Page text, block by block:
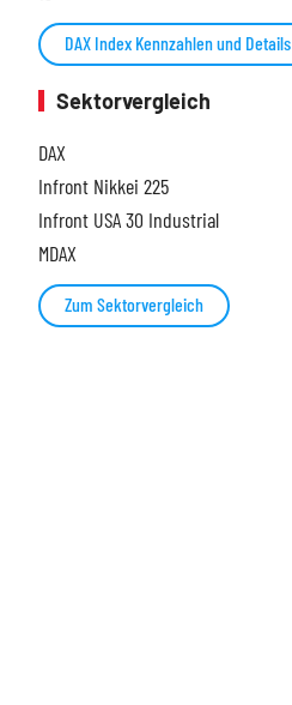
DAX Index Kennzahlen und Details
Sektorvergleich
DAX
Infront Nikkei 225
Infront USA 30 Industrial
MDAX
Zum Sektorvergleich